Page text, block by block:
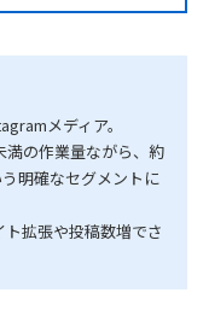
メディア。
満の作業量ながら、約
明確なセグメントに
拡張や投稿数増でさ